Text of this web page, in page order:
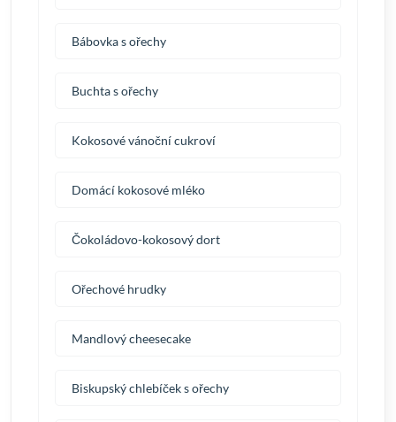
Bábovka s ořechy
Buchta s ořechy
Kokosové vánoční cukroví
Domácí kokosové mléko
Čokoládovo-kokosový dort
Ořechové hrudky
Mandlový cheesecake
Biskupský chlebíček s ořechy